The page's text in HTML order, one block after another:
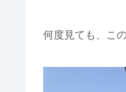
何度見ても、こ